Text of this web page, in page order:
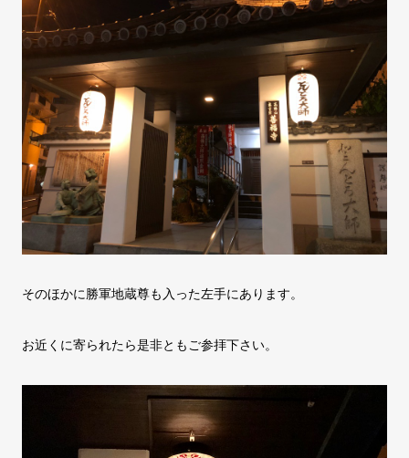
そのほかに勝軍地蔵尊も入った左手にあります。
お近くに寄られたら是非ともご参拝下さい。